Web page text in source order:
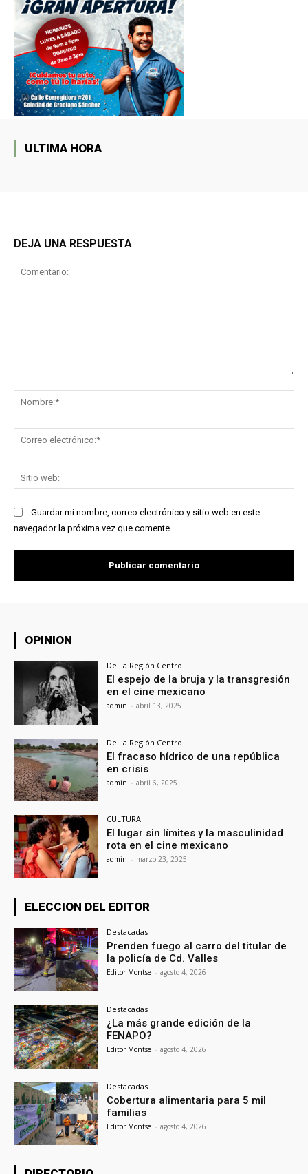
ULTIMA HORA
DEJA UNA RESPUESTA
Guardar mi nombre, correo electrónico y sitio web en este
navegador la próxima vez que comente.
OPINION
De La Región Centro
El espejo de la bruja y la transgresión
en el cine mexicano
admin - abril 13, 2025
De La Región Centro
El fracaso hídrico de una república
en crisis
admin - abril 6, 2025
CULTURA
El lugar sin límites y la masculinidad
rota en el cine mexicano
admin - marzo 23, 2025
ELECCION DEL EDITOR
Destacadas
Prenden fuego al carro del titular de
la policía de Cd. Valles
Editor Montse - agosto 4, 2026
Destacadas
¿La más grande edición de la
FENAPO?
Editor Montse - agosto 4, 2026
Destacadas
Cobertura alimentaria para 5 mil
familias
Editor Montse - agosto 4, 2026